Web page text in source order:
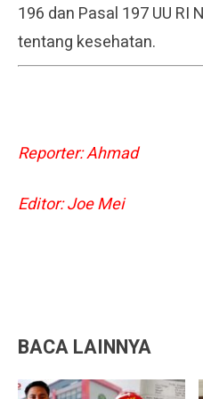
196 dan Pasal 197 UU RI
tentang kesehatan.
Reporter: Ahmad
Editor: Joe Mei
BACA LAINNYA